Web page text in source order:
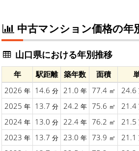
中古マンション価格の年
山口県における年別推移
年 駅距離 築年数 面積
2026 年 14.6 分 21.0 年 77.4 ㎡ 24.6
2025 年 13.7 分 24.2 年 75.6 ㎡ 21.4
2024 年 13.0 分 22.4 年 76.2 ㎡ 21.5
2023 年 13.7 分 23.0 年 73.9 ㎡ 21.1